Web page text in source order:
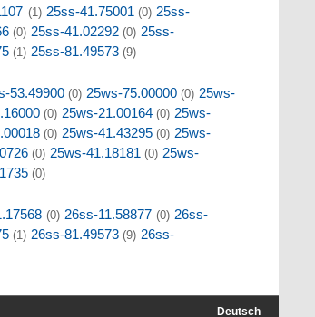
(1) 25ss-41.75001 (0) 25ss-
(0) 25ss-41.02292 (0) 25ss-
(1) 25ss-81.49573 (9)
53.49900 (0) 25ws-75.00000 (0) 25ws-
(0) 25ws-21.00164 (0) 25ws-
(0) 25ws-41.43295 (0) 25ws-
(0) 25ws-41.18181 (0) 25ws-
(0)
(0) 26ss-11.58877 (0) 26ss-
(1) 26ss-81.49573 (9) 26ss-
Deutsch